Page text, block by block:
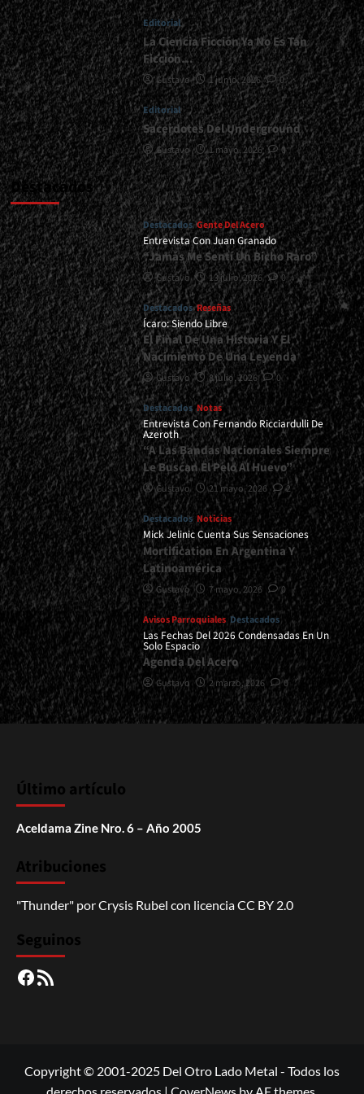
También
Suena</div>
Editorial
La Ciencia Ficción Ya No Es Tan
Ficción…
Gustavo 1 junio, 2026 0
Editorial
Sacerdotes Del Underground
Gustavo 1 mayo, 2026 0
Destacados
Destacados Gente Del Acero
Entrevista Con Juan Granado
“Jamás Me Sentí Un Bicho Raro”
Gustavo 13 julio, 2026 0
Destacados Reseñas
Ícaro: Siendo Libre
El Final De Una Historia Y El
Nacimiento De Una Leyenda
Gustavo 8 julio, 2026 0
Destacados Notas
Entrevista Con Fernando Ricciardulli De
Azeroth
“A Las Bandas Nacionales Siempre
Le Buscan El Pelo Al Huevo”
Gustavo 21 mayo, 2026 2
Destacados Noticias
Mick Jelinic Cuenta Sus Sensaciones
Mortification En Argentina Y
Latinoamérica
Gustavo 7 mayo, 2026 0
Avisos Parroquiales Destacados
Las Fechas Del 2026 Condensadas En Un
Solo Espacio
Agenda Del Acero
Gustavo 2 marzo, 2026 0
Último artículo
Aceldama Zine Nro. 6 – Año 2005
Atribuciones
"Thunder" porCrysis Rubel con licenciaCC BY 2.0
Seguinos
Facebook
RSS
Copyright © 2001-2025 Del Otro Lado Metal - Todos los